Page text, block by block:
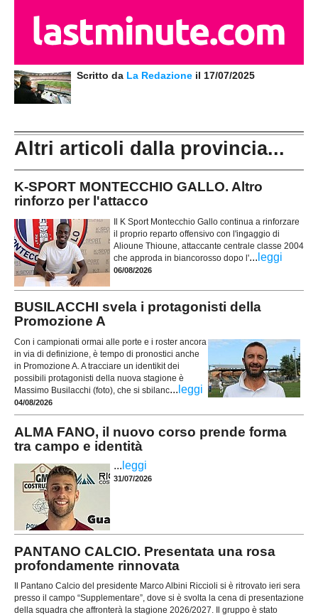
Scritto da La Redazione il 17/07/2025
Altri articoli dalla provincia...
K-SPORT MONTECCHIO GALLO. Altro
rinforzo per l'attacco
Il K Sport Montecchio Gallo continua a rinforzare
il proprio reparto offensivo con l'ingaggio di
Alioune Thioune, attaccante centrale classe 2004
che approda in biancorosso dopo l'... leggi
06/08/2026
BUSILACCHI svela i protagonisti della
Promozione A
Con i campionati ormai alle porte e i roster ancora
in via di definizione, è tempo di pronostici anche
in Promozione A. A tracciare un identikit dei
possibili protagonisti della nuova stagione è
Massimo Busilacchi (foto), che si sbilanc... leggi
04/08/2026
ALMA FANO, il nuovo corso prende forma
tra campo e identità
... leggi
31/07/2026
PANTANO CALCIO. Presentata una rosa
profondamente rinnovata
Il Pantano Calcio del presidente Marco Albini Riccioli si è ritrovato ieri sera
presso il campo “Supplementare”, dove si è svolta la cena di presentazione
della squadra che affronterà la stagione 2026/2027. Il gruppo è stato